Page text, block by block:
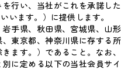
行い、当社がこれを承諾した
います。）に提供します。
岩手県、秋田県、宮城県、山形
東京都、神奈川県に存する所
ます。）であること。なお、
に定める以下の当社会員サイ